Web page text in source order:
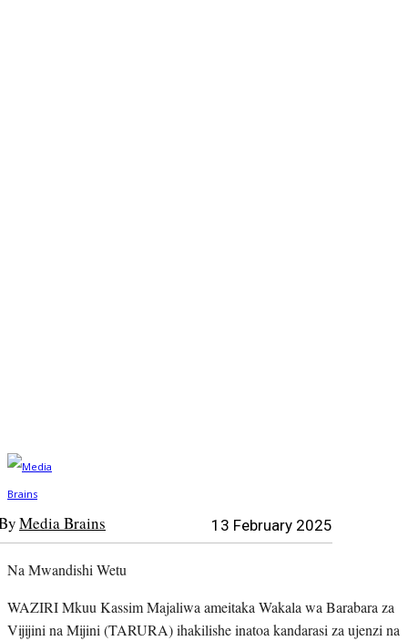
Media Brains 13 February 2025
Na Mwandishi Wetu
WAZIRI Mkuu Kassim Majaliwa ameitaka Wakala wa Barabara za
Vijijini na Mijini (TARURA) ihakilishe inatoa kandarasi za ujenzi na